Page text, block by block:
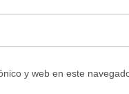
y web en este